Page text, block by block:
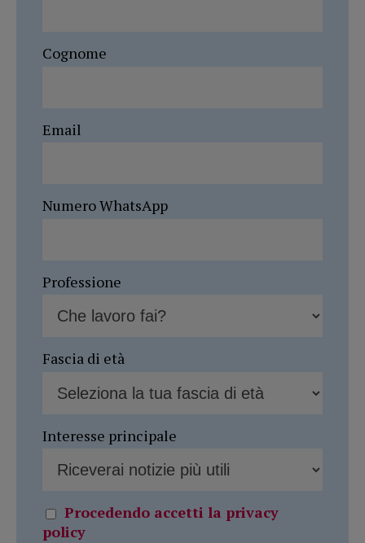
Cognome
Email
Numero WhatsApp
Professione
Fascia di età
Interesse principale
Procedendo accetti la privacy
policy